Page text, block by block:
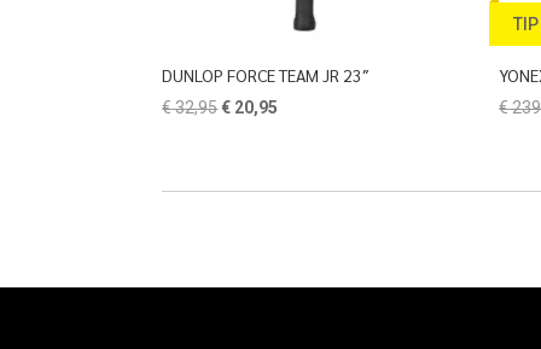
DUNLOP FORCE TEAM JR 23″
€32,95Oorspronkelijke
€ 20,95
TIP
€